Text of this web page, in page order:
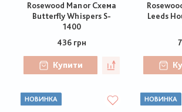
Rosewood Manor Схема
Butterfly Whispers S-
1400
436 грн
Купити
Leeds
НОВИНКА НОВИНКА